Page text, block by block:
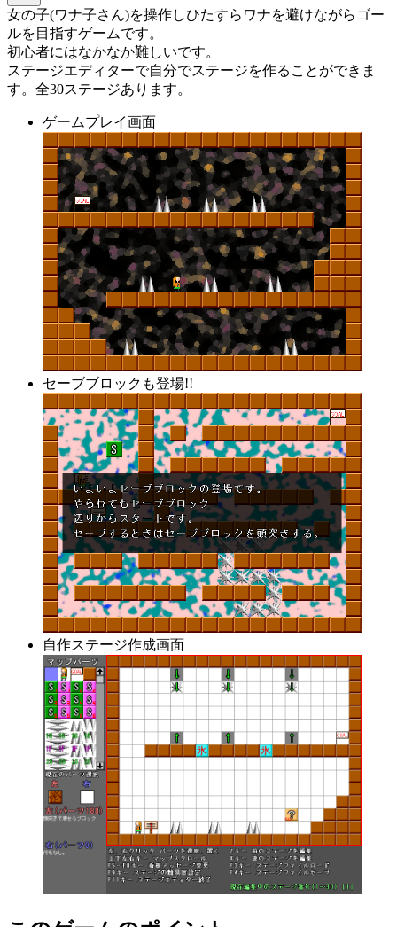
女の子(ワナ子さん)を操作しひたすらワナを避けながらゴー
ルを目指すゲームです。
初心者にはなかなか難しいです。
ステージエディターで自分でステージを作ることができま
す。全30ステージあります。
ゲームプレイ画面
セーブブロックも登場!!
自作ステージ作成画面